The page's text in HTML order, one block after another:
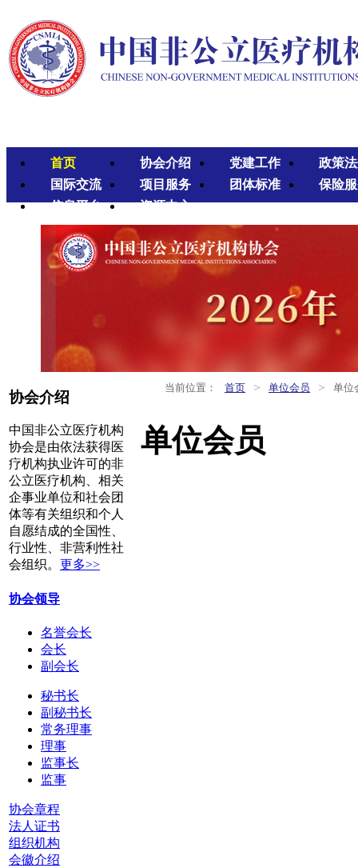
首页 协会介绍 党建工作
政策
国际交流
项目服务 团体标准
保险
信息平台
资源中心
协会介绍
中国非公立医疗机构
协会是由依法获得医
疗机构执业许可的非
公立医疗机构、相关
企事业单位和社会团
体等有关组织和个人
自愿结成的全国性、
行业性、非营利性社
会组织。 更多>>
协会领导
名誉会长
会长
副会长
秘书长
副秘书长
常务理事
理事
监事长
监事
协会章程
法人证书
组织机构
会徽介绍
当前位置： 首页 > 单位会员 > 单位
单位会员